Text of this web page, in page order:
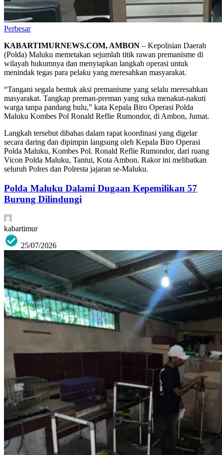
Perbesar
KABARTIMURNEWS.COM, AMBON – Kepolisian Daerah
(Polda) Maluku memetakan sejumlah titik rawan premanisme di
wilayah hukumnya dan menyiapkan langkah operasi untuk
menindak tegas para pelaku yang meresahkan masyarakat.
“Tangani segala bentuk aksi premanisme yang selalu meresahkan
masyarakat. Tangkap preman-preman yang suka menakut-nakuti
warga tanpa pandang bulu,” kata Kepala Biro Operasi Polda
Maluku Kombes Pol Ronald Reflie Rumondor, di Ambon, Jumat.
Langkah tersebut dibahas dalam rapat koordinasi yang digelar
secara daring dan dipimpin langsung oleh Kepala Biro Operasi
Polda Maluku, Kombes Pol. Ronald Reflie Rumondor, dari ruang
Vicon Polda Maluku, Tantui, Kota Ambon. Rakor ini melibatkan
seluruh Polres dan Polresta jajaran se-Maluku.
Polda Maluku Dalami Dugaan Kepemilikan 57
Burung Dilindungi
kabartimur
25/07/2026